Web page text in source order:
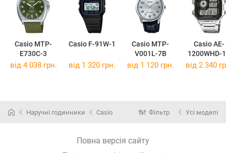
Casio MTP-
E730C-3
Casio F-91W-1
Casio MTP-
V001L-7B
Casio AE-
1200WHD-
від 4 038 грн. від 1 320 грн. від 1 120 грн. від 2 340
Наручні годинники Casio Фільтр Усі моделі
Повна версія сайту